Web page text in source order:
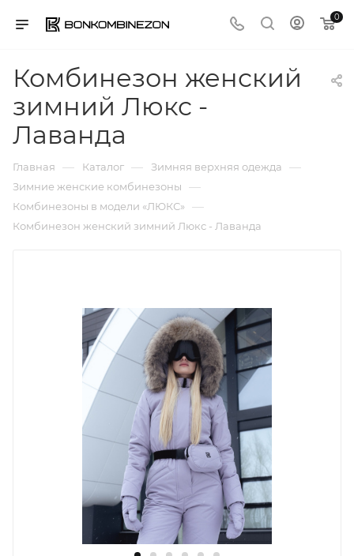
0
Комбинезон женский
зимний Люкс -
Лаванда
Главная — Каталог — Зимняя верхняя одежда —
Зимние женские комбинезоны —
Комбинезоны в модели «ЛЮКС» —
Комбинезон женский зимний Люкс - Лаванда